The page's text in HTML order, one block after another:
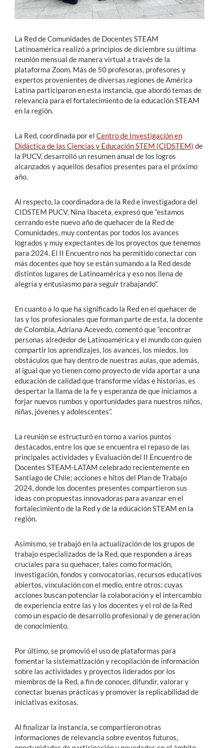
La Red de Comunidades de Docentes STEAM
Latinoamérica realizó a principios de diciembre su última
reunión mensual de manera virtual a través de la
plataforma Zoom. Más de 50 profesoras, profesores y
expertos provenientes de diversas regiones de América
Latina participaron en esta instancia, que abordó temas de
relevancia para el fortalecimiento de la educación STEAM
en la región.
La Red, coordinada por el Centro de Investigación en
Didáctica de las Ciencias y Educación STEM (CIDSTEM) de
la PUCV, desarrolló un resumen anual de los logros
alcanzados y aquellos desafíos presentes para el próximo
año.
Al respecto, la coordinadora de la Red e investigadora del
CIDSTEM PUCV, Nina Ibaceta, expresó que “estamos
cerrando este nuevo año de quehacer de la Red de
Comunidades, muy contentas por todos los avances
logrados y muy expectantes de los proyectos que tenemos
para 2024. El II Encuentro nos ha permitido conectar con
más docentes que hoy se están sumando a la Red desde
distintos lugares de Latinoamérica y eso nos llena de
alegría y entusiasmo para seguir trabajando”.
En cuanto a lo que ha significado la Red en el quehacer de
las y los profesionales que forman parte de esta, la docente
de Colombia, Adriana Acevedo, comentó que “encontrar
personas alrededor de Latinoamérica y el mundo con quien
compartir los aprendizajes, los avances, los miedos, los
obstáculos que hay dentro de nuestras aulas, que además,
al igual que yo tienen como proyecto de vida aportar a una
educación de calidad que transforme vidas e historias, es
despertar la llama de la fe y esperanza de que iniciamos a
forjar nuevos rumbos y oportunidades para nuestros niños,
niñas, jóvenes y adolescentes”.
La reunión se estructuró en torno a varios puntos
destacados, entre los que se encuentra el repaso de las
principales actividades y Evaluación del II Encuentro de
Docentes STEAM-LATAM celebrado recientemente en
Santiago de Chile; acciones e hitos del Plan de Trabajo
2024, donde los docentes presentes compartieron sus
ideas con propuestas innovadoras para avanzar en el
fortalecimiento de la Red y de la educación STEAM en la
región.
Asimismo, se trabajó en la actualización de los grupos de
trabajo especializados de la Red, que responden a áreas
cruciales para su quehacer, tales como formación,
investigación, fondos y convocatorias, recursos educativos
abiertos, vinculación con el medio, entre otros; cuyas
acciones buscan potenciar la colaboración y el intercambio
de experiencia entre las y los docentes y el rol de la Red
como un espacio de desarrollo profesional y de generación
de conocimiento.
Por último, se promovió el uso de plataformas para
fomentar la sistematización y recopilación de información
sobre las actividades y proyectos liderados por los
miembros de la Red, a fin de conocer, difundir, valorar y
conectar buenas prácticas y promover la replicabilidad de
iniciativas exitosas.
Al finalizar la instancia, se compartieron otras
informaciones de relevancia sobre eventos futuros,